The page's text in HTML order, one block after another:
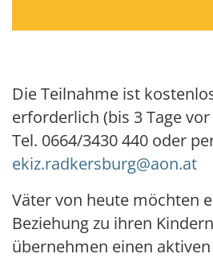
Die Teilnahme ist
erforderlich (bis 3 Tage
Tel. 0664/3430 440 oder
ekiz.radkersburg@aon.at
Väter von heute möchten
Beziehung zu ihren
übernehmen einen